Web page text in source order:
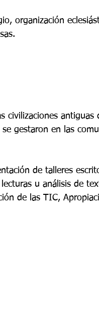
organización
civilizaciones antiguas
gestaron en las
de talleres
u análisis de
de las TIC,